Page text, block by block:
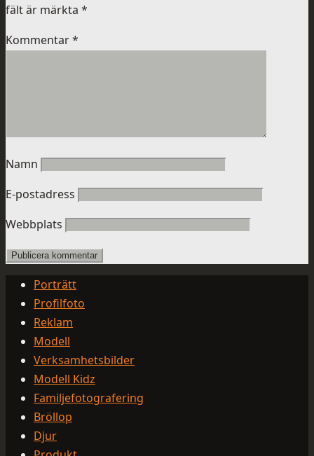
fält är märkta *
Kommentar*
Namn
E-postadress
Webbplats
Porträtt
Profilfoto
Reklam
Modell
Verksamhetsbilder
Modell Kidz
Familjefotografering
Bröllop
Djur